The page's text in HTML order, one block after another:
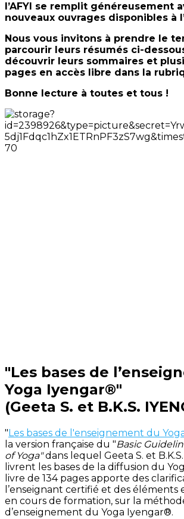
l’AFYI se remplit généreusement
nouveaux ouvrages disponibles à
Nous vous invitons à prendre le
parcourir leurs résumés ci-
découvrir leurs sommaires et
pages en accès libre dans la
Bonne lecture à toutes et tous !
"Les bases de
Yoga Iyengar®"
(Geeta S. et B.K.S.
" Les bases de l'enseignement du
la version française du "Basic
of Yoga"dans lequel Geeta S. et
livrent les bases de la diffusion du
livre de 134 pages apporte des
l’enseignant certifié et des éléments
en cours de formation, sur la
d’enseignement du Yoga Iyengar®.